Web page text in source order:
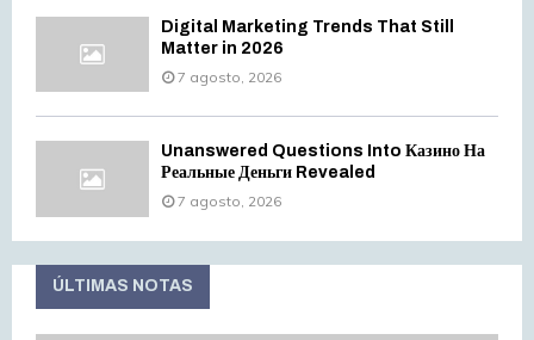
Digital Marketing Trends That Still
Matter in 2026
7 agosto, 2026
Unanswered Questions Into Казино На
Реальные Деньги Revealed
7 agosto, 2026
ÚLTIMAS NOTAS